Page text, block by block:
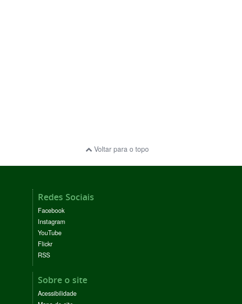
Voltar para o topo
Redes Sociais
Facebook
Instagram
YouTube
Flickr
RSS
Sobre o site
Acessibilidade